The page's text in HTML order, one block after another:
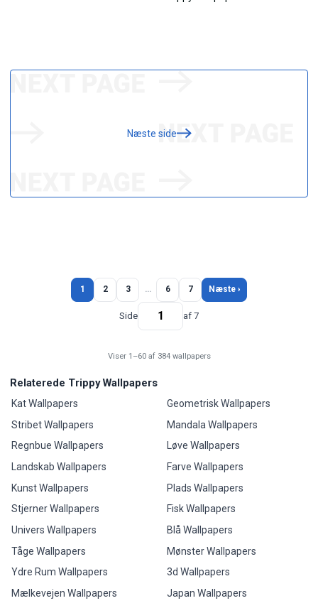
Næste side
1 2 3 … 6 7 Næste ›
Side af 7
Viser 1–60 af 384 wallpapers
Relaterede Trippy Wallpapers
Kat Wallpapers
Stribet Wallpapers
Regnbue Wallpapers
Landskab Wallpapers
Kunst Wallpapers
Stjerner Wallpapers
Univers Wallpapers
Tåge Wallpapers
Ydre Rum Wallpapers
Mælkevejen Wallpapers
Geometrisk Wallpapers
Mandala Wallpapers
Løve Wallpapers
Farve Wallpapers
Plads Wallpapers
Fisk Wallpapers
Blå Wallpapers
Mønster Wallpapers
3d Wallpapers
Japan Wallpapers